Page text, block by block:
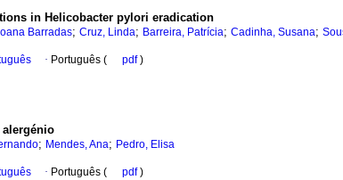
in Helicobacter pylori eradication
Barradas; Cruz, Linda; Barreira, Patrícia; Cadinha, Susana;
· Português ( pdf)
; Mendes, Ana; Pedro, Elisa
· Português ( pdf)